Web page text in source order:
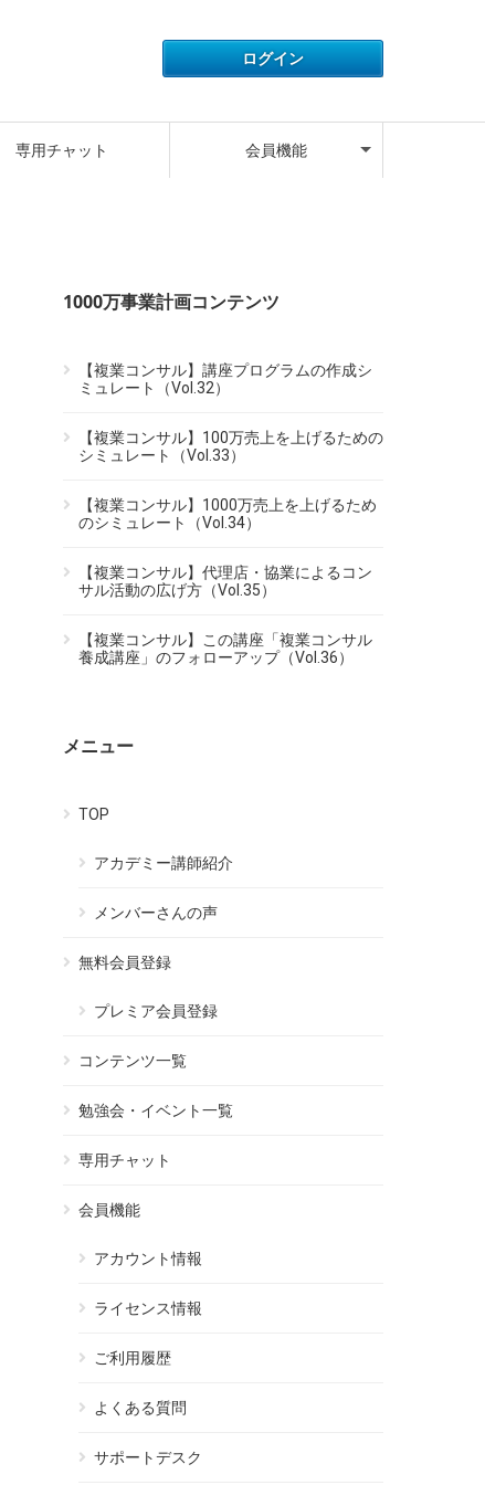
専用チャット 会員機能
1000万事業計画コンテンツ
【複業コンサル】講座プログラムの作成シ
ミュレート（Vol.32）
【複業コンサル】100万売上を上げるための
シミュレート（Vol.33）
【複業コンサル】1000万売上を上げるため
のシミュレート（Vol.34）
【複業コンサル】代理店・協業によるコン
サル活動の広げ方（Vol.35）
【複業コンサル】この講座「複業コンサル
養成講座」のフォローアップ（Vol.36）
メニュー
TOP
アカデミー講師紹介
メンバーさんの声
無料会員登録
プレミア会員登録
コンテンツ一覧
勉強会・イベント一覧
専用チャット
会員機能
アカウント情報
ライセンス情報
ご利用履歴
よくある質問
サポートデスク